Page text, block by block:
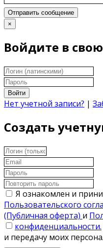
Отправить сообщение
×
Войдите в
Войти
Нет учетной записи? |
Создать
Я ознакомлен и
Пользовательского
(Публичная оферта) и
конфиденциальности.
и передачу моих